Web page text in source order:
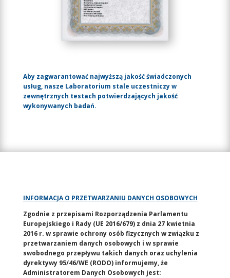
Aby zagwarantować najwyższą jakość świadczonych
usług, nasze Laboratorium stale uczestniczy w
zewnętrznych testach potwierdzających jakość
wykonywanych badań.
INFORMACJA O PRZETWARZANIU DANYCH OSOBOWYCH
Zgodnie z przepisami Rozporządzenia Parlamentu
Europejskiego i Rady (UE 2016/679) z dnia 27 kwietnia
2016 r. w sprawie ochrony osób fizycznych w związku z
przetwarzaniem danych osobowych i w sprawie
swobodnego przepływu takich danych oraz uchylenia
dyrektywy 95/46/WE (RODO) informujemy, że
Administratorem Danych Osobowych jest: